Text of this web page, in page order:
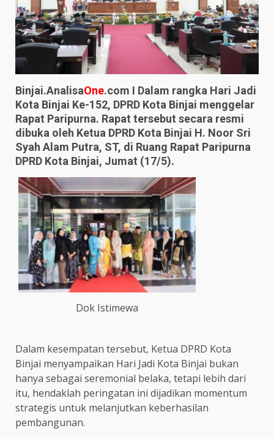
Binjai.AnalisaOne.com I Dalam rangka Hari Jadi
Kota Binjai Ke-152, DPRD Kota Binjai menggelar
Rapat Paripurna. Rapat tersebut secara resmi
dibuka oleh Ketua DPRD Kota Binjai H. Noor Sri
Syah Alam Putra, ST, di Ruang Rapat Paripurna
DPRD Kota Binjai, Jumat (17/5).
Dok Istimewa
Dalam kesempatan tersebut, Ketua DPRD Kota
Binjai menyampaikan Hari Jadi Kota Binjai bukan
hanya sebagai seremonial belaka, tetapi lebih dari
itu, hendaklah peringatan ini dijadikan momentum
strategis untuk melanjutkan keberhasilan
pembangunan.